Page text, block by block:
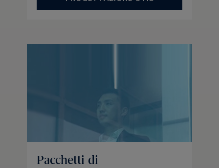
Pacchetti di